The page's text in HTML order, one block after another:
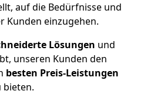
auf die Bedürfnisse und
Kunden einzugehen.
Lösungen und
unseren Kunden den
besten Preis-Leistungen
bieten.